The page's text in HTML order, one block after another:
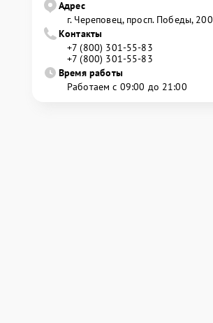
Адрес
г. Череповец, просп. Победы, 200
Контакты
+7 (800) 301-55-83
+7 (800) 301-55-83
Время работы
Работаем с 09:00 до 21:00